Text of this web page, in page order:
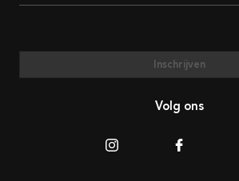
Inschrijven
Volg ons